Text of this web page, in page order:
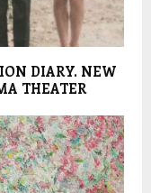
DIARY. NEW
THEATER